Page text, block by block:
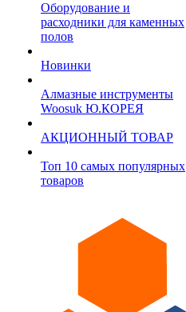
Оборудование и
расходники для каменных
полов
Новинки
Алмазные инструменты
Woosuk Ю.КОРЕЯ
АКЦИОННЫЙ ТОВАР
Топ 10 самых популярных
товаров